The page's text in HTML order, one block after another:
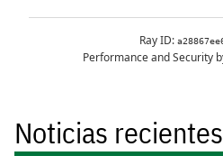
Noticias recientes